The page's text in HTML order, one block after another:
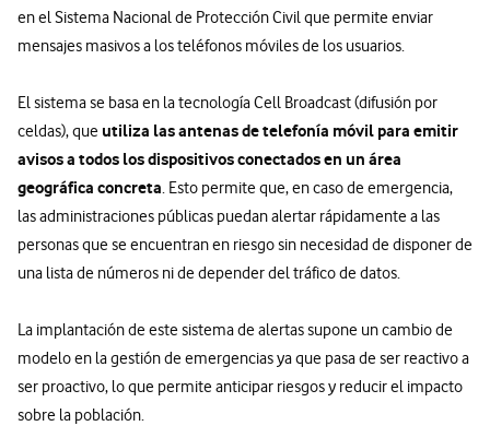
en el Sistema Nacional de Protección Civil que permite enviar
mensajes masivos a los teléfonos móviles de los usuarios.
El sistema se basa en la tecnología Cell Broadcast (difusión por
celdas), que utiliza las antenas de telefonía móvil para emitir
avisos a todos los dispositivos conectados en un área
geográfica concreta. Esto permite que, en caso de emergencia,
las administraciones públicas puedan alertar rápidamente a las
personas que se encuentran en riesgo sin necesidad de disponer de
una lista de números ni de depender del tráfico de datos.
La implantación de este sistema de alertas supone un cambio de
modelo en la gestión de emergencias ya que pasa de ser reactivo a
ser proactivo, lo que permite anticipar riesgos y reducir el impacto
sobre la población.